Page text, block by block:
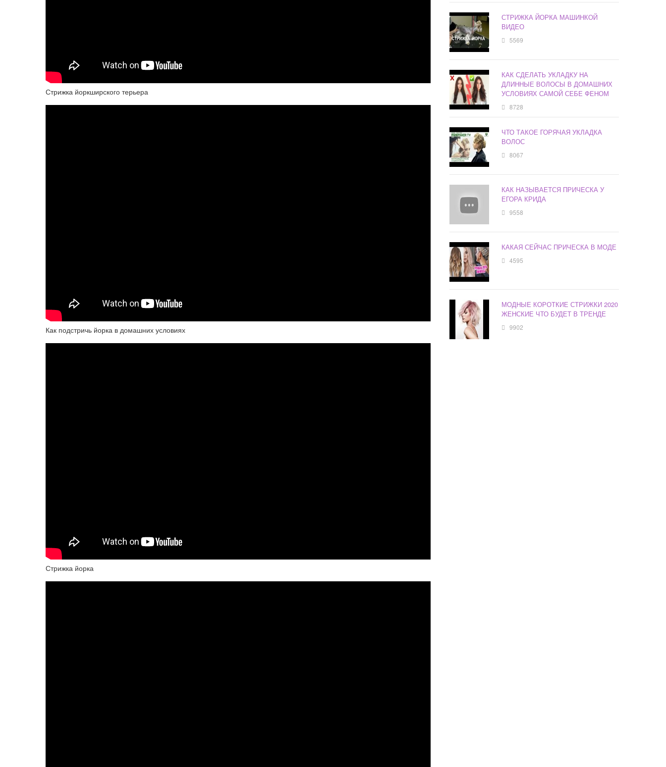
Стрижка йоркширского терьера
Как подстричь йорка в домашних условиях
Стрижка йорка
СТРИЖКА ЙОРКА МАШИНКОЙ
ВИДЕО
5569
КАК СДЕЛАТЬ УКЛАДКУ НА
ДЛИННЫЕ ВОЛОСЫ В ДОМАШНИХ
УСЛОВИЯХ САМОЙ СЕБЕ ФЕНОМ
8728
ЧТО ТАКОЕ ГОРЯЧАЯ УКЛАДКА
ВОЛОС
8067
КАК НАЗЫВАЕТСЯ ПРИЧЕСКА У
ЕГОРА КРИДА
9558
КАКАЯ СЕЙЧАС ПРИЧЕСКА В МОДЕ
4595
МОДНЫЕ КОРОТКИЕ СТРИЖКИ 2020
ЖЕНСКИЕ ЧТО БУДЕТ В ТРЕНДЕ
9902